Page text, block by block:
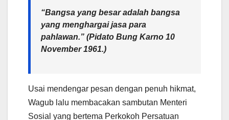
“Bangsa yang besar adalah bangsa
yang menghargai jasa para
pahlawan.” (Pidato Bung Karno 10
November 1961.)
Usai mendengar pesan dengan penuh hikmat,
Wagub lalu membacakan sambutan Menteri
Sosial yang bertema Perkokoh Persatuan